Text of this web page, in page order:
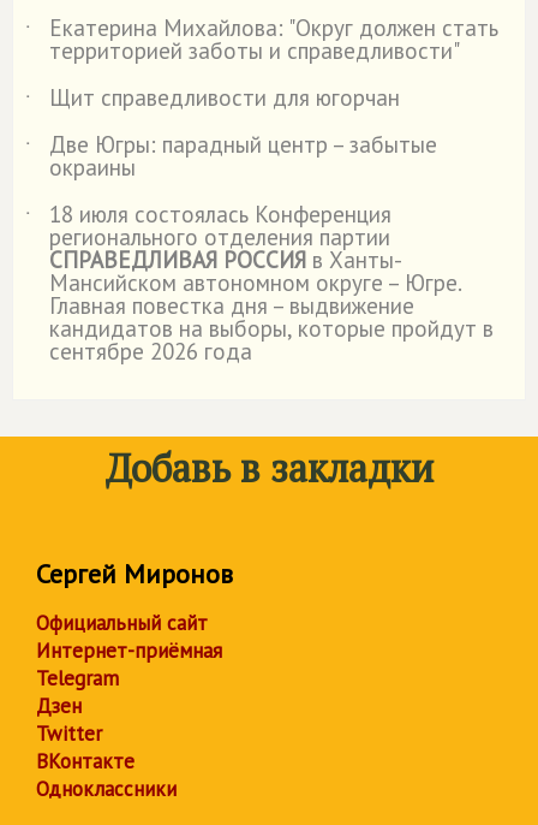
˙
Екатерина Михайлова: "Округ должен стать
территорией заботы и справедливости"
˙
Щит справедливости для югорчан
˙
Две Югры: парадный центр – забытые
окраины
˙
18 июля состоялась Конференция
регионального отделения партии
СПРАВЕДЛИВАЯ РОССИЯ в Ханты-
Мансийском автономном округе – Югре.
Главная повестка дня – выдвижение
кандидатов на выборы, которые пройдут в
сентябре 2026 года
Добавь в закладки
Сергей Миронов
Официальный сайт
Интернет-приёмная
Telegram
Дзен
Twitter
ВКонтакте
Одноклассники